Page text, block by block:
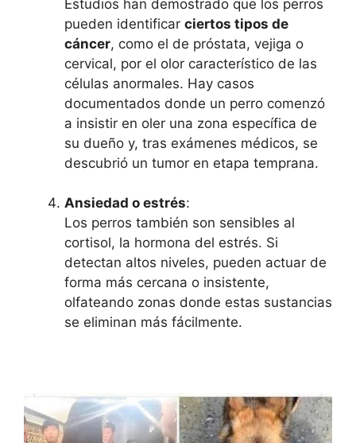
Estudios han demostrado que los perros
pueden identificar ciertos tipos de
cáncer, como el de próstata, vejiga o
cervical, por el olor característico de las
células anormales. Hay casos
documentados donde un perro comenzó
a insistir en oler una zona específica de
su dueño y, tras exámenes médicos, se
descubrió un tumor en etapa temprana.
Ansiedad o estrés:
Los perros también son sensibles al
cortisol, la hormona del estrés. Si
detectan altos niveles, pueden actuar de
forma más cercana o insistente,
olfateando zonas donde estas sustancias
se eliminan más fácilmente.